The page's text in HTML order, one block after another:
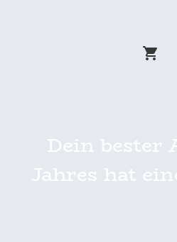
Dein bester
Jahres hat